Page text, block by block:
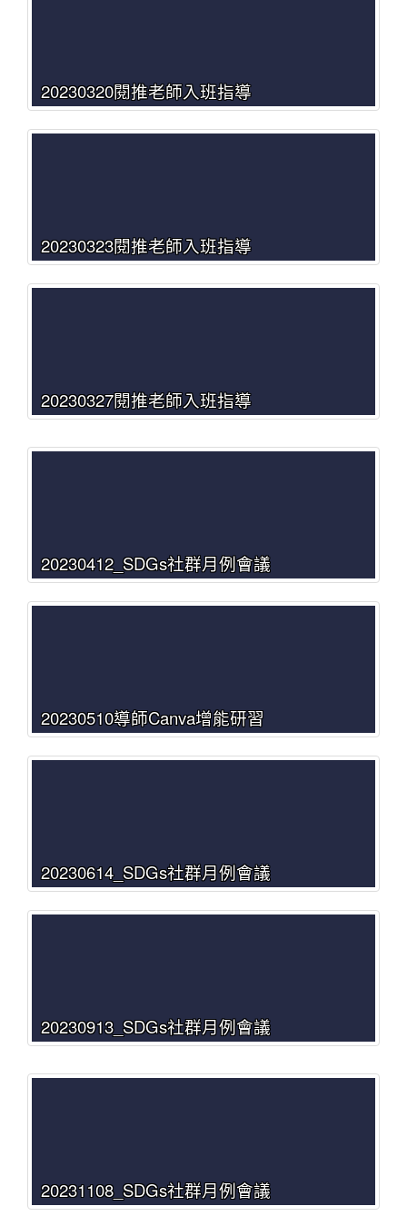
20230320閱推老師入班指導
20230323閱推老師入班指導
20230327閱推老師入班指導
20230412_SDGs社群月例會議
20230510導師Canva增能研習
20230614_SDGs社群月例會議
20230913_SDGs社群月例會議
20231108_SDGs社群月例會議